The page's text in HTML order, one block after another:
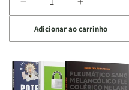
Diminuir
a
quantidade
de
Raizes
da
Aumentar
a
quantidade
de
Raizes
da
Adicionar ao carrinho